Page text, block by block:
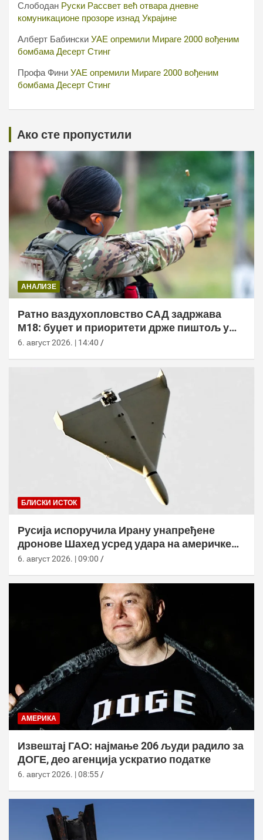
Слободан Руски Рассвет већ отвара дневне
комуникационе прозоре изнад Украјине
Алберт Бабински УАЕ опремили Мираге 2000 вођеним
бомбама Десерт Стинг
Профа Фини УАЕ опремили Мираге 2000 вођеним
бомбама Десерт Стинг
Ако сте пропустили
АНАЛИЗЕ
Ратно ваздухопловство САД задржава
М18: буџет и приоритети држе пиштољ у
служби
6. август 2026. | 14:40
БЛИСКИ ИСТОК
Русија испоручила Ирану унапређене
дронове Шахед усред удара на америчке
базе
6. август 2026. | 09:00
АМЕРИКА
Извештај ГАО: најмање 206 људи радило за
ДОГЕ, део агенција ускратио податке
6. август 2026. | 08:55